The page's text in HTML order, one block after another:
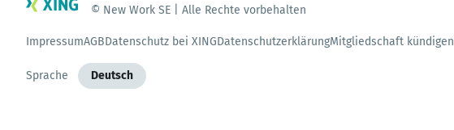
© New Work SE | Alle Rechte vorbehalten
ImpressumAGBDatenschutz bei XINGDatenschutzerklärungMitgliedschaft kündigen
Sprache Deutsch